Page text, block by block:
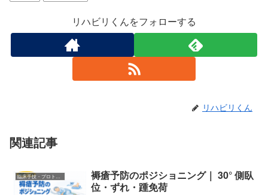
リハビリくんをフォローする
リハビリくん
関連記事
臨床手技・プロトコル
褥瘡予防のポジショニング｜ 30° 側臥
位・ずれ・踵免荷